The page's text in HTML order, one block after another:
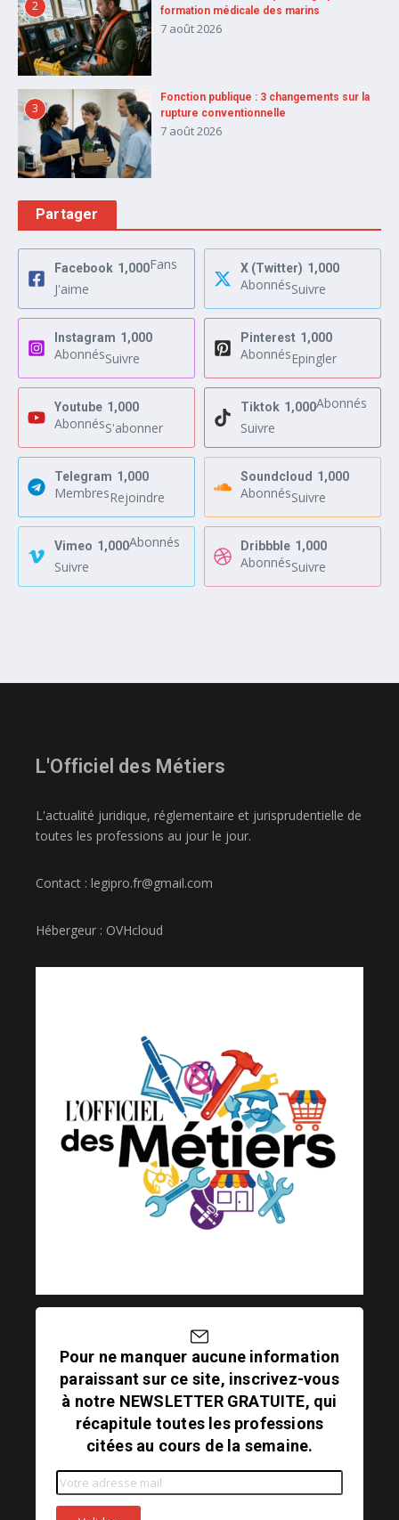
2
formation médicale des marins
7 août 2026
3
Fonction publique : 3 changements sur la
rupture conventionnelle
7 août 2026
Partager
Facebook 1,000Fans
J'aime
X (Twitter) 1,000
AbonnésSuivre
Instagram 1,000
AbonnésSuivre
Pinterest 1,000
AbonnésEpingler
Youtube 1,000
AbonnésS'abonner
Tiktok 1,000Abonnés
Suivre
Telegram 1,000
MembresRejoindre
Soundcloud 1,000
AbonnésSuivre
Vimeo 1,000Abonnés
Suivre
Dribbble 1,000
AbonnésSuivre
L'Officiel des Métiers
L'actualité juridique, réglementaire et jurisprudentielle de
toutes les professions au jour le jour.
Contact : legipro.fr@gmail.com
Hébergeur : OVHcloud
Pour ne manquer aucune information
paraissant sur ce site, inscrivez-vous
à notre NEWSLETTER GRATUITE, qui
récapitule toutes les professions
citées au cours de la semaine.